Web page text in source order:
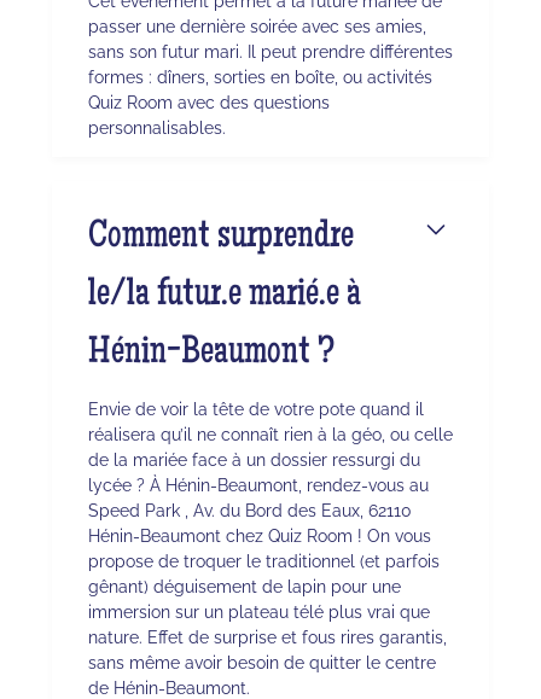
passer une dernière soirée avec ses amies,
sans son futur mari. Il peut prendre différentes
formes : dîners, sorties en boîte, ou activités
Quiz Room avec des questions
personnalisables.
Comment surprendre
le/la futur.e marié.e à
Hénin-Beaumont ?
Envie de voir la tête de votre pote quand il
réalisera qu’il ne connaît rien à la géo, ou celle
de la mariée face à un dossier ressurgi du
lycée ? À Hénin-Beaumont, rendez-vous au
Speed Park , Av. du Bord des Eaux, 62110
Hénin-Beaumont chez Quiz Room ! On vous
propose de troquer le traditionnel (et parfois
gênant) déguisement de lapin pour une
immersion sur un plateau télé plus vrai que
nature. Effet de surprise et fous rires garantis,
sans même avoir besoin de quitter le centre
de Hénin-Beaumont.